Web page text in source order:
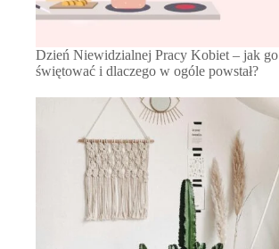
Dzień Niewidzialnej Pracy Kobiet – jak go
świętować i dlaczego w ogóle powstał?